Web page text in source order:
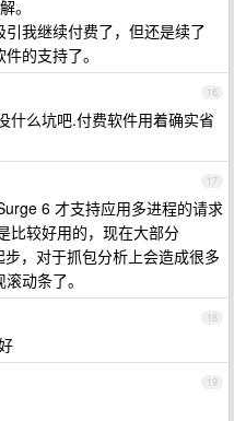
。
我继续付费了，但还是续了
的支持了。
16
什么坑吧.付费软件用着确实省
17
6 才支持应用多进程的请求
比较好用的，现在大部分
，对于抓包分析上会造成很多
动条了。
18
19